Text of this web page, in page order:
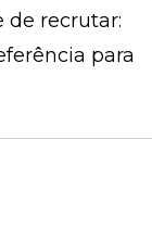
de recrutar:
para